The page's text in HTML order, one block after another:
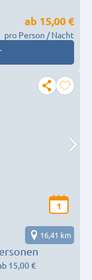
ab 15,00 €
pro Person / Nacht
1
16,41 km
15,00 €